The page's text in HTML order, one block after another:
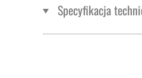
Specyfikacja